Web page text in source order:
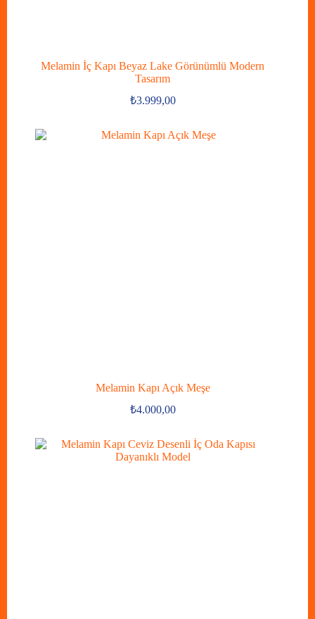
Melamin İç Kapı Beyaz Lake Görünümlü Modern
Tasarım
₺3.999,00
Melamin Kapı Açık Meşe
₺4.000,00